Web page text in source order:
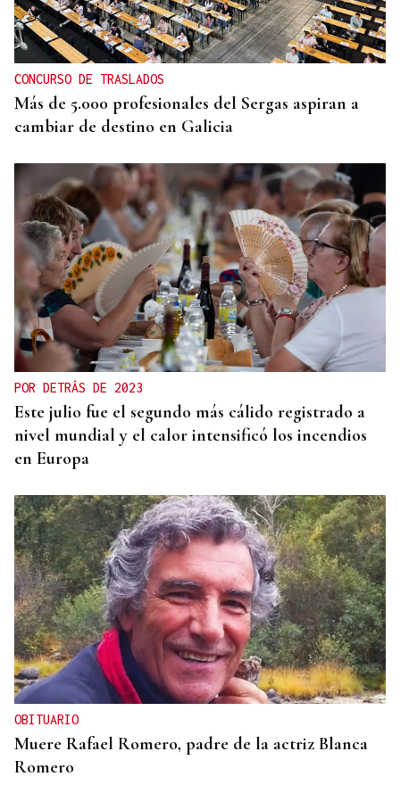
Black Friday 2025: el (ya no tan) secreto mejor
guardado del armario de las que más saben
CONCURSO DE TRASLADOS
Más de 5.000 profesionales del Sergas aspiran a
cambiar de destino en Galicia
POR DETRÁS DE 2023
Este julio fue el segundo más cálido registrado a
nivel mundial y el calor intensificó los incendios
en Europa
OBITUARIO
Muere Rafael Romero, padre de la actriz Blanca
Romero